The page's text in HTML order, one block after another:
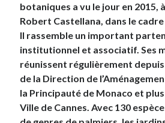
botaniques a vu le jour en 2015,
Robert Castellana, dans le
Il rassemble un important
institutionnel et associatif. Ses
réunissent régulièrement
de la Direction de
la Principauté de Monaco et
Ville de Cannes. Avec 130